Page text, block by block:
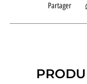
Partager